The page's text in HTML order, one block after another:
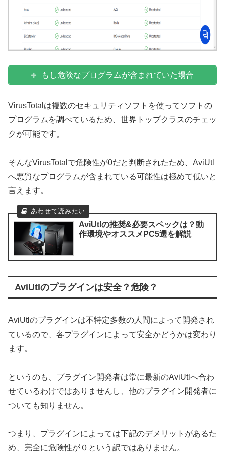
もし危険なプログラムが含まれていた場合
VirusTotalは複数のセキュリティソフトを使ってソフトの
プログラムを調べているため、世界トップクラスのチェッ
クが可能です。
そんなVirusTotalで危険性が0だと判断されたため、AviUtl
へ悪質なプログラムが含まれている可能性は極めて低いと
言えます。
AviUtlの推奨&必要スペックは？動
作環境やオススメPC5選を解説
AviUtlのプラグインは安全？危険？
AviUtlのプラグインは不特定多数の人間によって開発され
ているので、各プラグインによって安全かどうかは変わり
ます。
というのも、プラグイン開発者は常に最新のAviUtlへ合わ
せているわけではありませんし、他のプラグイン開発者に
ついても知りません。
つまり、プラグインによっては下記のデメリットがあるた
め、完全に危険性が０という訳ではありません。